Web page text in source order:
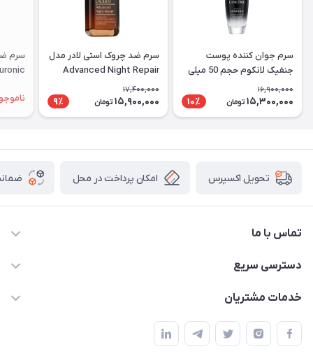
سرم جوان کننده پوست
جنفیک لانکوم حجم 50 میلی
16,900,000
15,300,000 تومان 10٪
سرم ضد چروک استی لادر مدل
Advanced Night Repair
17,400,000
15,900,000 تومان 9٪
سرم
تحویل اکسپرس امکان پرداخت در محل
تماس با ما
09172138137
دسترسی سریع
حساب کاربری
لیست محصولات
خدمات مشتریان
قوانین و مقررات
حریم خصوصی